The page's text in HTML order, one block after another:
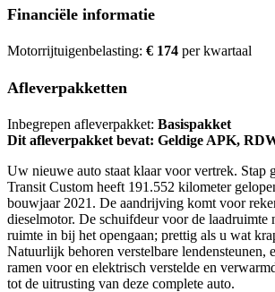
Financiële informatie
Motorrijtuigenbelasting: € 174 per kwartaal
Afleverpakketten
Inbegrepen afleverpakket: Basispakket
Dit afleverpakket bevat: Geldige APK,
Uw nieuwe auto staat klaar voor vertrek. Stap
Transit Custom heeft 191.552 kilometer
bouwjaar 2021. De aandrijving komt voor
dieselmotor. De schuifdeur voor de laadruimte
ruimte in bij het opengaan; prettig als u wat
Natuurlijk behoren verstelbare lendensteunen,
ramen voor en elektrisch verstelde en
tot de uitrusting van deze complete auto.